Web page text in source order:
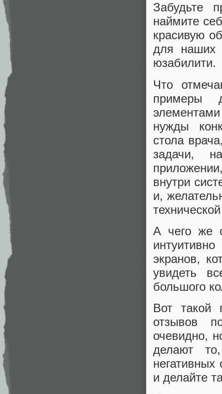
Забудьте
наймите
красивую
для наших
юзабилити.
Что
примеры
нужды
стола
задачи,
внутри
и,
А чего же
экранов,
увидеть
большого
Вот такой
отзывов
очевидно,
делают
и делайте